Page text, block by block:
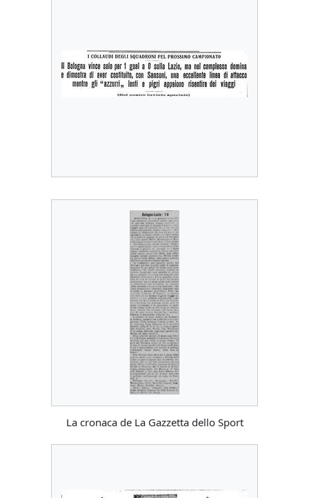
La cronaca de La Gazzetta dello Sport